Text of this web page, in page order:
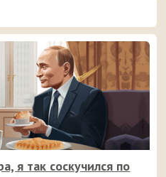
я так соскучился по